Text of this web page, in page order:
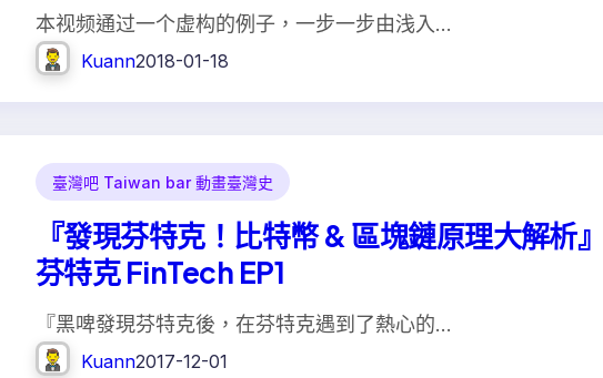
本视频通过一个虚构的例子，一步一步由浅入…
Kuann2018-01-18
臺灣吧 Taiwan bar 動畫臺灣史
『發現芬特克！比特幣 & 區塊鏈原理大解析』
芬特克 FinTech EP1
『黑啤發現芬特克後，在芬特克遇到了熱心的…
Kuann2017-12-01